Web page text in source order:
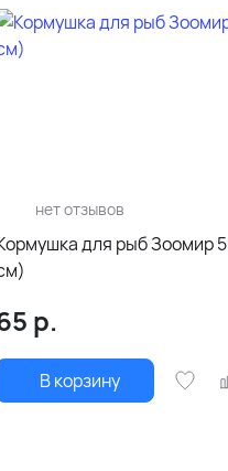
нет отзывов
для рыб Зоомир
р.
В корзину